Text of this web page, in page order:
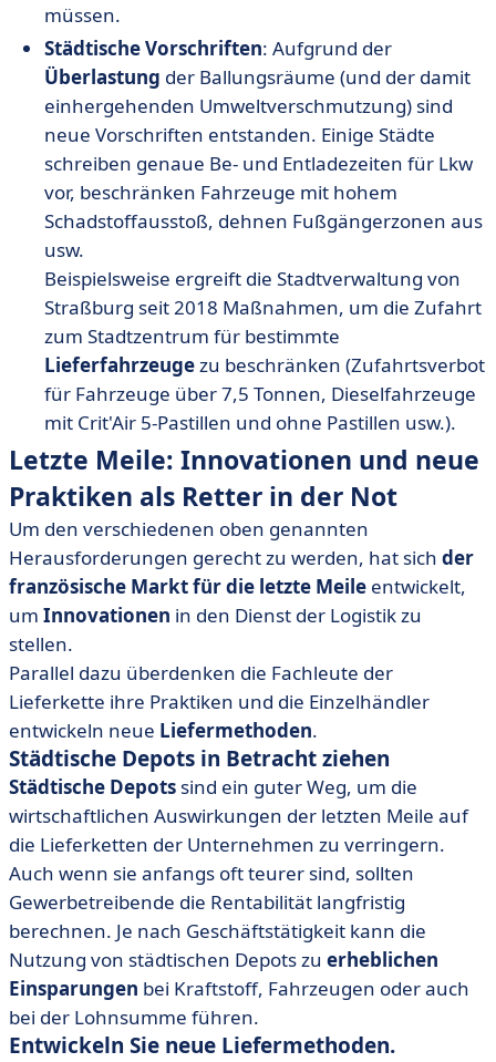
müssen.
Städtische Vorschriften: Aufgrund der
Überlastung der Ballungsräume (und der damit
einhergehenden Umweltverschmutzung) sind
neue Vorschriften entstanden. Einige Städte
schreiben genaue Be- und Entladezeiten für Lkw
vor, beschränken Fahrzeuge mit hohem
Schadstoffausstoß, dehnen Fußgängerzonen aus
usw.
Beispielsweise ergreift die Stadtverwaltung von
Straßburg seit 2018 Maßnahmen, um die Zufahrt
zum Stadtzentrum für bestimmte
Lieferfahrzeugezu beschränken (Zufahrtsverbot
für Fahrzeuge über 7,5 Tonnen, Dieselfahrzeuge
mit Crit'Air 5-Pastillen und ohne Pastillen usw.).
Letzte Meile: Innovationen und neue
Praktiken als Retter in der Not
Um den verschiedenen oben genannten
Herausforderungen gerecht zu werden, hat sich der
französische Markt für die letzte Meile entwickelt,
um Innovationen in den Dienst der Logistik zu
stellen.
Parallel dazu überdenken die Fachleute der
Lieferkette ihre Praktiken und die Einzelhändler
entwickeln neue Liefermethoden.
Städtische Depots in Betracht ziehen
Städtische Depots sind ein guter Weg, um die
wirtschaftlichen Auswirkungen der letzten Meile auf
die Lieferketten der Unternehmen zu verringern.
Auch wenn sie anfangs oft teurer sind, sollten
Gewerbetreibende die Rentabilität langfristig
berechnen. Je nach Geschäftstätigkeit kann die
Nutzung von städtischen Depots zu erheblichen
Einsparungen bei Kraftstoff, Fahrzeugen oder auch
bei der Lohnsumme führen.
Entwickeln Sie neue Liefermethoden.